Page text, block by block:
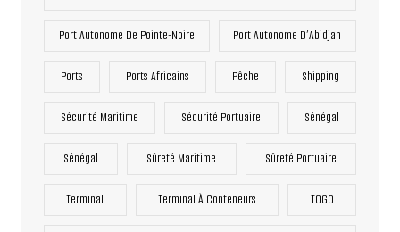
Port Autonome De Pointe-Noire Port Autonome D’Abidjan
Ports Ports Africains Pêche Shipping
Sécurité Maritime Sécurité Portuaire Sénégal
Sénégal Sûreté Maritime Sûreté Portuaire
Terminal Terminal À Conteneurs TOGO